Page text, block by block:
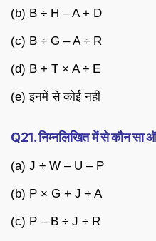
(b) B ÷ H – A + D
(c) B ÷ G – A ÷ R
(d) B + T × A ÷ E
(e) इनमें से कोई नही
Q21. निम्नलिखित में से कौन सा
(a) J ÷ W – U – P
(b) P × G + J ÷ A
(c) P – B ÷ J ÷ R